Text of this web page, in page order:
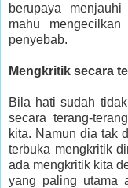
berupaya
mahu
penyebab.
Mengkritik secara
Bila hati sudah
secara terang-
kita. Namun dia tak
terbuka mengkritik
ada mengkritik kita
yang paling utama